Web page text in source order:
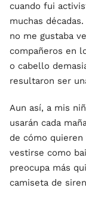
cuando fui
muchas
no me gustaba
compañeros en
o cabello
resultaron ser
Aun así, a mis
usarán cada
de cómo quieren
vestirse como
preocupa más
camiseta de